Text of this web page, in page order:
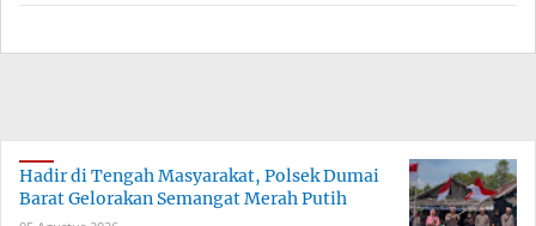
Hadir di Tengah Masyarakat, Polsek Dumai
Barat Gelorakan Semangat Merah Putih